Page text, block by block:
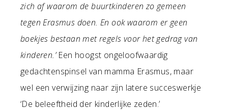
zich af waarom de buurtkinderen zo gemeen
tegen Erasmus doen. En ook waarom er geen
boekjes bestaan met regels voor het gedrag van
kinderen.’Een hoogst ongeloofwaardig
gedachtenspinsel van mamma Erasmus, maar
wel een verwijzing naar zijn latere succeswerkje
‘De beleeftheid der kinderlijke zeden.’